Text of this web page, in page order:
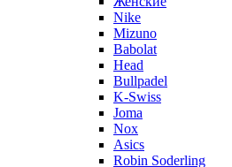
Nike
Mizuno
Babolat
Head
Bullpadel
K-Swiss
Joma
Nox
Asics
Robin Soderling